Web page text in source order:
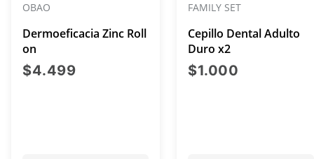
OBAO
Dermoeficacia Zinc Roll
on
$4.499precio actual $4.499
FAMILY SET
Cepillo Dental Adulto
Duro x2
$1.000